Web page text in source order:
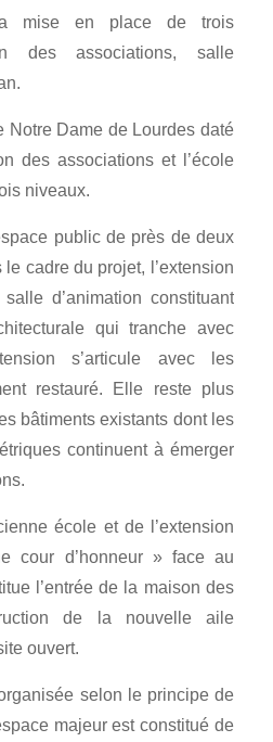
mise en place de trois
Notre Dame de Lourdes daté
des associations et l’école
niveaux.
public de près de deux
cadre du projet, l’extension
d’animation constituant
qui tranche avec
s’articule avec les
restauré. Elle reste plus
bâtiments existants dont les
continuent à émerger
école et de l’extension
cour d’honneur » face au
l’entrée de la maison des
de la nouvelle aile
ouvert.
selon le principe de
majeur est constitué de